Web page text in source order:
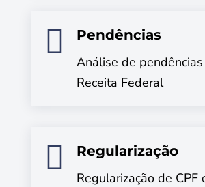

Pendências
Análise de pendências
Receita Federal

Regularização
Regularização de CPF